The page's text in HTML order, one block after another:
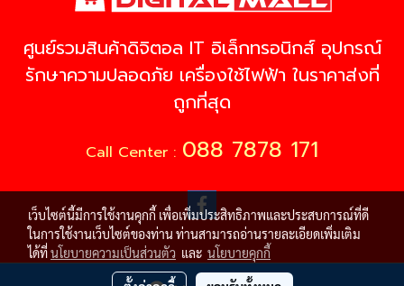
ศูนย์รวมสินค้าดิจิตอล IT อิเล็กทรอนิกส์ อุปกรณ์
รักษาความปลอดภัย เครื่องใช้ไฟฟ้า ในราคาส่งที่
ถูกที่สุด
Call Center : 088 7878 171
© Copyright 2021 All Rights Reserved
เว็บไซต์นี้มีการใช้งานคุกกี้ เพื่อเพิ่มประสิทธิภาพและประสบการณ์ที่ดี
ในการใช้งานเว็บไซต์ของท่าน ท่านสามารถอ่านรายละเอียดเพิ่มเติม
ได้ที่นโยบายความเป็นส่วนตัว และ นโยบายคุกกี้